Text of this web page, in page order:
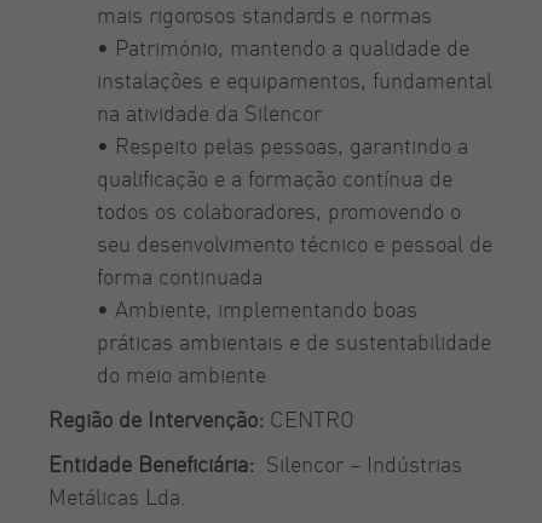
mais rigorosos standards e normas
• Património, mantendo a qualidade de
instalações e equipamentos, fundamental
na atividade da Silencor
• Respeito pelas pessoas, garantindo a
qualificação e a formação contínua de
todos os colaboradores, promovendo o
seu desenvolvimento técnico e pessoal de
forma continuada
• Ambiente, implementando boas
práticas ambientais e de sustentabilidade
do meio ambiente
Região de Intervenção: CENTRO
Entidade Beneficiária: Silencor – Indústrias
Metálicas Lda.